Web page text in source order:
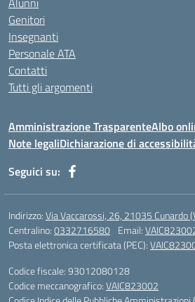
Genitori
Insegnanti
Personale ATA
Contatti
Tutti gli argomenti
Amministrazione TrasparenteAlbo
Note legaliDichiarazione di
Seguici su:
Indirizzo:Via Vaccarossi, 26, 21035 Cunardo
Centralino:0332716580 Email:
Posta elettronica certificata (PEC):
Codice fiscale: 93012080128
Codice meccanografico:VAIC823002